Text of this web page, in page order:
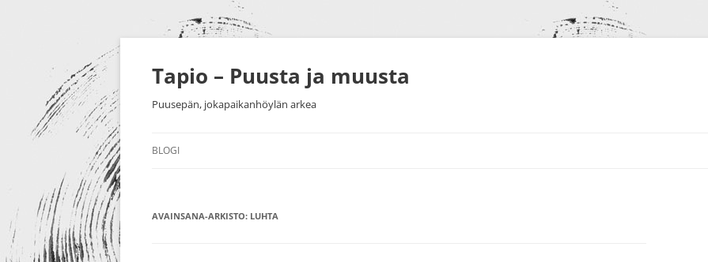
Siirry
Tapio – Puusta ja muusta
Puusepän, jokapaikanhöylän arkea
BLOGI
PUUTYÖT
AVAINSANA-ARKISTO: LUHTA